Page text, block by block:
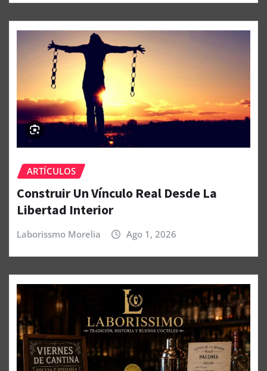
ARTÍCULOS
Construir Un Vínculo Real Desde La
Libertad Interior
Laborissmo Morelia Ago 1, 2026